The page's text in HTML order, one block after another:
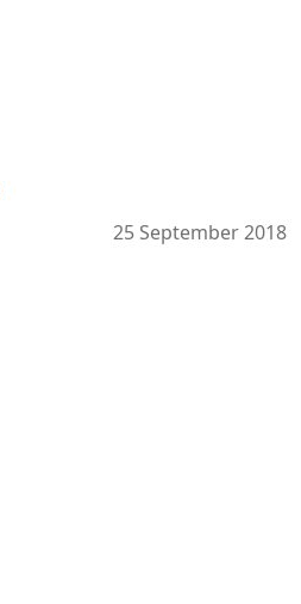
25 September 2018